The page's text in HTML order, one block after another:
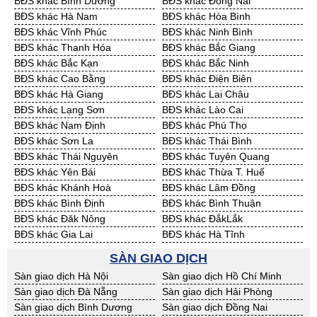
Cần Thuê Cần Thơ
Cần Thuê An Giang
Cần Thuê Bạc Liêu
Cần Thuê Bến Tre
Cần Thuê Bình Phước
Cần Thuê Cà Mau
Cần Thuê Đồng Tháp
Cần Thuê Hậu Giang
Cần Thuê Kiên Giang
Cần Thuê Long An
Cần Thuê Sóc Trăng
Cần Thuê Tây Ninh
Cần Thuê Tiền Giang
Cần Thuê Trà Vinh
Cần Thuê Vĩnh Long
Cần Thuê Hải Dương
Cần Thuê Hưng Yên
Cần Thuê Quảng Ninh
BĐS khác Hà Nam
BĐS khác Hòa Bình
BĐS khác Vĩnh Phúc
BĐS khác Ninh Bình
BĐS khác Thanh Hóa
BĐS khác Bắc Giang
BĐS khác Bắc Kạn
BĐS khác Bắc Ninh
BĐS khác Cao Bằng
BĐS khác Điện Biên
BĐS khác Hà Giang
BĐS khác Lai Châu
BĐS khác Lạng Sơn
BĐS khác Lào Cai
BĐS khác Nam Định
BĐS khác Phú Thọ
BĐS khác Sơn La
BĐS khác Thái Bình
BĐS khác Thái Nguyên
BĐS khác Tuyên Quang
BĐS khác Yên Bái
BĐS khác Thừa T. Huế
BĐS khác Khánh Hoà
BĐS khác Lâm Đồng
BĐS khác Bình Định
BĐS khác Bình Thuận
BĐS khác Đăk Nông
BĐS khác ĐắkLắk
BĐS khác Gia Lai
BĐS khác Hà Tĩnh
BĐS khác Ninh Thuận
BĐS khác Phú Yên
BĐS khác Quảng Bình
BĐS khác Quảng Nam
BĐS khác Quảng Ngãi
BĐS khác Bà Rịa - VT
BĐS khác Cần Thơ
BĐS khác An Giang
SÀN GIAO DỊCH
Sàn giao dịch Hà Nội
Sàn giao dịch Hồ Chí Minh
Sàn giao dịch Đà Nẵng
Sàn giao dịch Hải Phòng
Sàn giao dịch Bình Dương
Sàn giao dịch Đồng Nai